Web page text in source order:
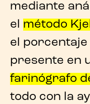
mediante
el método
el porcentaje
presente en
farinógrafo
todo con la